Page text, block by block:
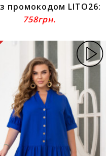
промокодом LITO26:
758грн.